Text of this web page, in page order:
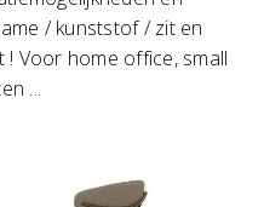
/ kunststof / zit en
Voor home office, small
...